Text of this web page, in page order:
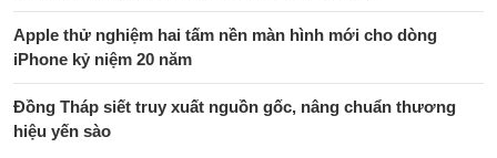
Apple thử nghiệm hai tấm nền màn hình mới cho dòng
iPhone kỷ niệm 20 năm
Đồng Tháp siết truy xuất nguồn gốc, nâng chuẩn thương
hiệu yến sào